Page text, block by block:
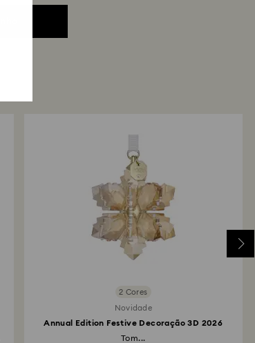
2 Cores
Novidade
Annual Edition Festive Decoração 3D 2026
Tom...